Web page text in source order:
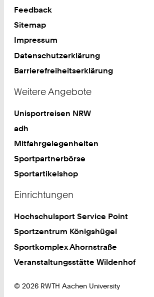
Feedback
Sitemap
Impressum
Datenschutzerklärung
Barrierefreiheitserklärung
Weitere Angebote
Unisportreisen NRW
adh
Mitfahrgelegenheiten
Sportpartnerbörse
Sportartikelshop
Einrichtungen
Hochschulsport Service Point
Sportzentrum Königshügel
Sportkomplex Ahornstraße
Veranstaltungsstätte Wildenhof
© 2026 RWTH Aachen University